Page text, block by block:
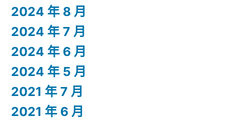
2024 年 8 月
2024 年 7 月
2024 年 6 月
2024 年 5 月
2021 年 7 月
2021 年 6 月